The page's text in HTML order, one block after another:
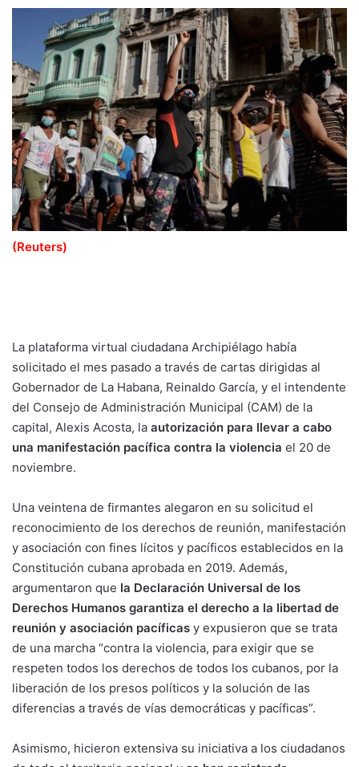
(Reuters)
La plataforma virtual ciudadana Archipiélago había
solicitado el mes pasado a través de cartas dirigidas al
Gobernador de La Habana, Reinaldo García, y el intendente
del Consejo de Administración Municipal (CAM) de la
capital, Alexis Acosta, la autorización para llevar a cabo
una manifestación pacífica contra la violencia el 20 de
noviembre.
Una veintena de firmantes alegaron en su solicitud el
reconocimiento de los derechos de reunión, manifestación
y asociación con fines lícitos y pacíficos establecidos en la
Constitución cubana aprobada en 2019. Además,
argumentaron que la Declaración Universal de los
Derechos Humanos garantiza el derecho a la libertad de
reunión y asociación pacíficas y expusieron que se trata
de una marcha “contra la violencia, para exigir que se
respeten todos los derechos de todos los cubanos, por la
liberación de los presos políticos y la solución de las
diferencias a través de vías democráticas y pacíficas”.
Asimismo, hicieron extensiva su iniciativa a los ciudadanos